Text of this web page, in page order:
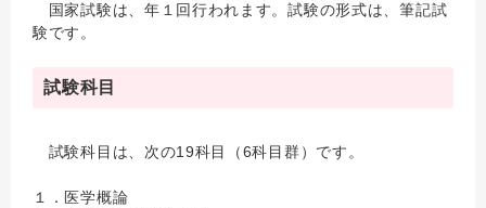
国家試験は、年１回行われます。試験の形式は、筆記試
験です。
試験科目
試験科目は、次の19科目（6科目群）です。
１．医学概論